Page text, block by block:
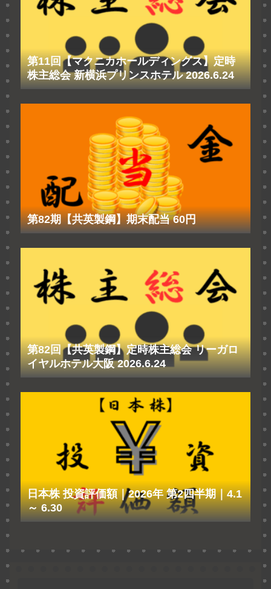
第11回【マクニカホールディングス】定時
株主総会 新横浜プリンスホテル 2026.6.24
第82期【共英製鋼】期末配当 60円
第82回【共英製鋼】定時株主総会 リーガロ
イヤルホテル大阪 2026.6.24
日本株 投資評価額｜2026年 第2四半期｜4.1
～ 6.30